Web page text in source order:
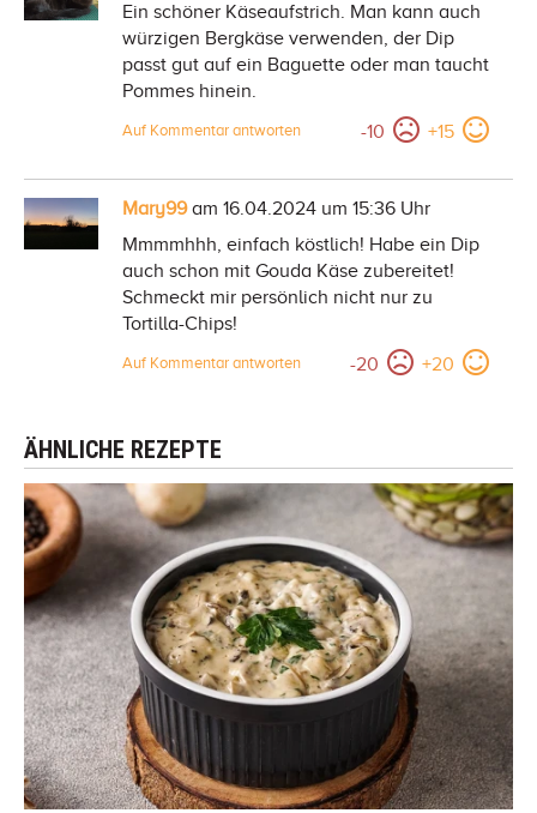
Ein schöner Käseaufstrich. Man kann auch
würzigen Bergkäse verwenden, der Dip
passt gut auf ein Baguette oder man taucht
Pommes hinein.
-10 +15
Auf Kommentar antworten
Mary99 am 16.04.2024 um 15:36 Uhr
Mmmmhhh, einfach köstlich! Habe ein Dip
auch schon mit Gouda Käse zubereitet!
Schmeckt mir persönlich nicht nur zu
Tortilla-Chips!
-20 +20
Auf Kommentar antworten
ÄHNLICHE REZEPTE